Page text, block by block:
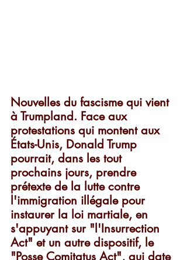
Nouvelles du fascisme qui vient
à Trumpland. Face aux
protestations qui montent aux
États-Unis, Donald Trump
pourrait, dans les tout
prochains jours, prendre
prétexte de la lutte contre
l'immigration illégale pour
instaurer la loi martiale, en
s'appuyant sur "l'Insurrection
Act" et un autre dispositif, le
"Posse Comitatus Act", qui date